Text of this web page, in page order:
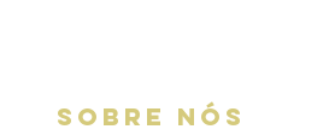
SOBRE NÓS